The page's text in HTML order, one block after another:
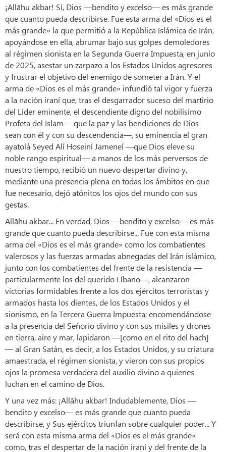
¡Allāhu akbar! Sí, Dios —bendito y excelso— es más grande
que cuanto pueda describirse. Fue esta arma del «Dios es el
más grande» la que permitió a la República Islámica de Irán,
apoyándose en ella, abrumar bajo sus golpes demoledores
al régimen sionista en la Segunda Guerra Impuesta, en junio
de 2025, asestar un zarpazo a los Estados Unidos agresores
y frustrar el objetivo del enemigo de someter a Irán. Y el
arma de «Dios es el más grande» infundió tal vigor y fuerza
a la nación iraní que, tras el desgarrador suceso del martirio
del Líder eminente, el descendiente digno del nobilísimo
Profeta del Islam —que la paz y las bendiciones de Dios
sean con él y con su descendencia—, su eminencia el gran
ayatolá Seyed Alí Hoseiní Jameneí —que Dios eleve su
noble rango espiritual— a manos de los más perversos de
nuestro tiempo, recibió un nuevo despertar divino y,
mediante una presencia plena en todas los ámbitos en que
fue necesario, dejó atónitos los ojos del mundo con sus
gestas.
Allāhu akbar... En verdad, Dios —bendito y excelso— es más
grande que cuanto pueda describirse... Fue con esta misma
arma del «Dios es el más grande» como los combatientes
valerosos y las fuerzas armadas abnegadas del Irán islámico,
junto con los combatientes del frente de la resistencia —
particularmente los del querido Líbano—, alcanzaron
victorias formidables frente a los dos ejércitos terroristas y
armados hasta los dientes, de los Estados Unidos y el
sionismo, en la Tercera Guerra Impuesta; encomendándose
a la presencia del Señorío divino y con sus misiles y drones
en tierra, aire y mar, lapidaron —[como en el rito del hach]
— al Gran Satán, es decir, a los Estados Unidos, y su criatura
amaestrada, el régimen sionista, y vieron con sus propios
ojos la promesa verdadera del auxilio divino a quienes
luchan en el camino de Dios.
Y una vez más: ¡Allāhu akbar! Indudablemente, Dios —
bendito y excelso— es más grande que cuanto pueda
describirse, y Sus ejércitos triunfan sobre cualquier poder... Y
será con esta misma arma del «Dios es el más grande»
como, tras el despertar de la nación iraní y del frente de la